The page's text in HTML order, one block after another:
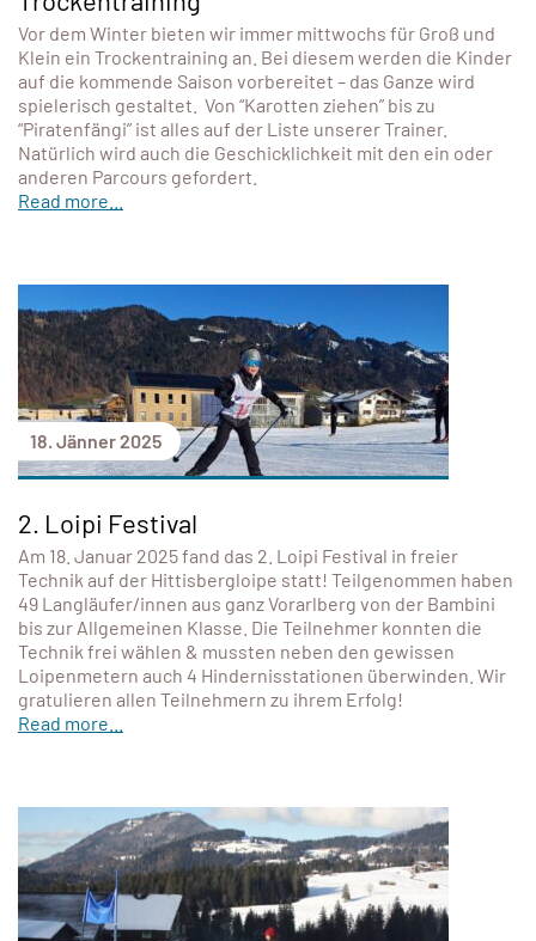
Vor dem Winter bieten wir immer mittwochs für Groß und
Klein ein Trockentraining an. Bei diesem werden die Kinder
auf die kommende Saison vorbereitet – das Ganze wird
spielerisch gestaltet. Von “Karotten ziehen” bis zu
“Piratenfängi” ist alles auf der Liste unserer Trainer.
Natürlich wird auch die Geschicklichkeit mit den ein oder
anderen Parcours gefordert.
Read more...
18. Jänner 2025
2. Loipi Festival
Am 18. Januar 2025 fand das 2. Loipi Festival in freier
Technik auf der Hittisbergloipe statt! Teilgenommen haben
49 Langläufer/innen aus ganz Vorarlberg von der Bambini
bis zur Allgemeinen Klasse. Die Teilnehmer konnten die
Technik frei wählen & mussten neben den gewissen
Loipenmetern auch 4 Hindernisstationen überwinden. Wir
gratulieren allen Teilnehmern zu ihrem Erfolg!
Read more...